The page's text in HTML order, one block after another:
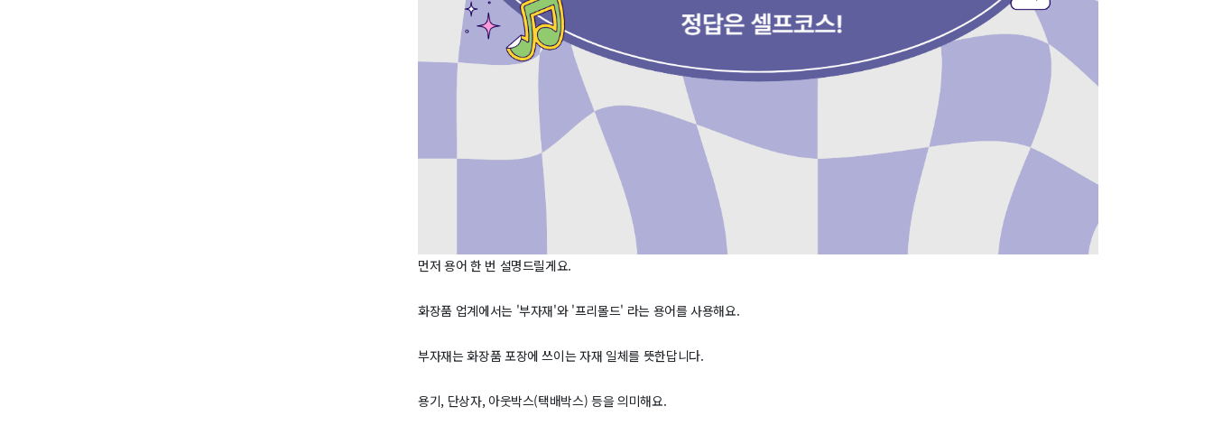
먼저 용어 한 번 설명드릴게요.
화장품 업계에서는 '부자재'와 '프리몰드' 라는 용어를 사용해요.
부자재는 화장품 포장에 쓰이는 자재 일체를 뜻한답니다.
용기, 단상자, 아웃박스(택배박스) 등을 의미해요.